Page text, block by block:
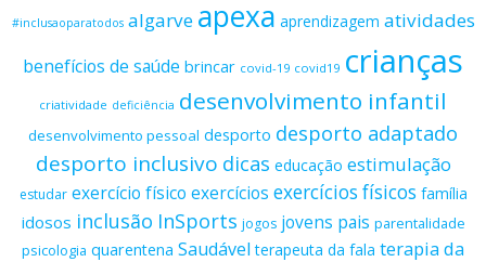
#inclusaoparatodos algarve apexa aprendizagem atividades
benefícios de saúde brincar covid-19 covid19 crianças
criatividade deficiência desenvolvimento infantil
desenvolvimento pessoal desporto desporto adaptado
desporto inclusivo dicas educação estimulação
estudar exercício físico exercícios exercícios físicos família
idosos inclusão InSports jogos jovens pais parentalidade
psicologia quarentena Saudável terapeuta da fala terapia da